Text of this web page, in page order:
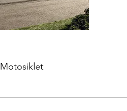
Motosiklet